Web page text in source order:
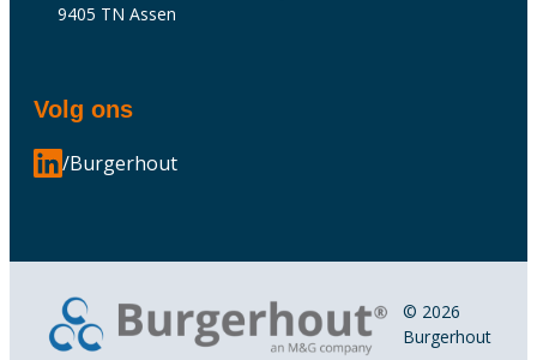
9405 TN Assen
Volg ons
/Burgerhout
© 2026
Burgerhout